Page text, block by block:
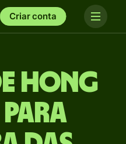
Criar conta
Hong
para